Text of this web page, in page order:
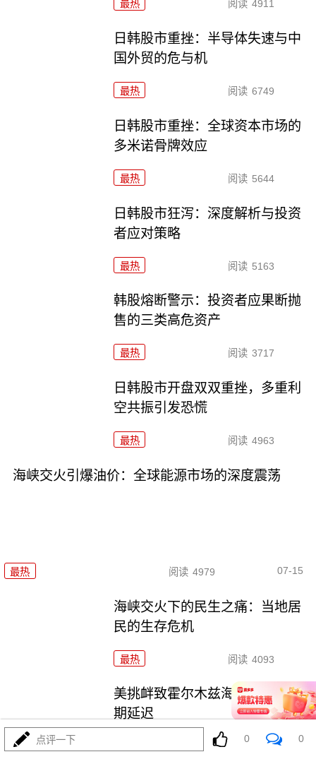
最热 阅读 4911
日韩股市重挫：半导体失速与中
国外贸的危与机
最热 阅读 6749
日韩股市重挫：全球资本市场的
多米诺骨牌效应
最热 阅读 5644
日韩股市狂泻：深度解析与投资
者应对策略
最热 阅读 5163
韩股熔断警示：投资者应果断抛
售的三类高危资产
最热 阅读 3717
日韩股市开盘双双重挫，多重利
空共振引发恐慌
最热 阅读 4963
海峡交火引爆油价：全球能源市场的深度震荡
最热 阅读 4979 07-15
海峡交火下的民生之痛：当地居
民的生存危机
最热 阅读 4093
美挑衅致霍尔木兹海峡重开无限
期延迟
3981
点评一下 0 0